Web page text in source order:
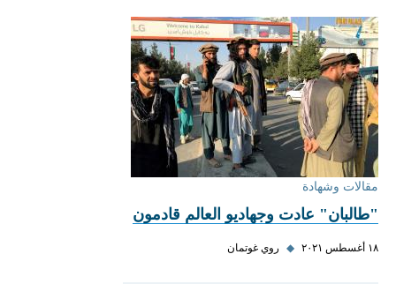
مقالات وشهادة
"طالبان" عادت وجهاديو العالم قادمون
١٨ أغسطس ٢٠٢١ ◆ روي غوتمان